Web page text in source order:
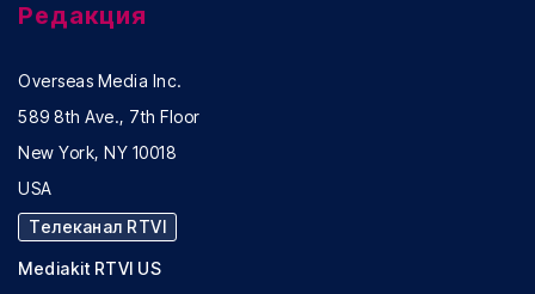
Редакция
Overseas Media Inc.
589 8th Ave., 7th Floor
New York, NY 10018
USA
Телеканал RTVI
Mediakit RTVI US